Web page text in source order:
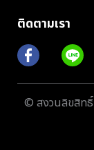
ติดตามเรา
© สงวนลิขสิทธิ์